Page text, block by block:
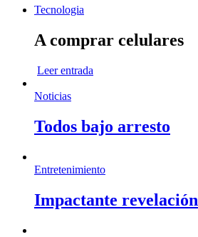
Tecnologia
A comprar celulares
Leer entrada
Noticias
Todos bajo arresto
Entretenimiento
Impactante revelación